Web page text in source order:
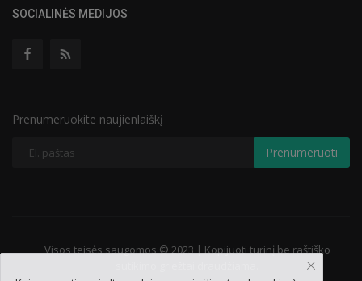
SOCIALINĖS MEDIJOS
Prenumeruokite naujienlaiškį
Prenumeruoti
Visos teisės saugomos © 2023 | Kopijuoti turinį be raštiško